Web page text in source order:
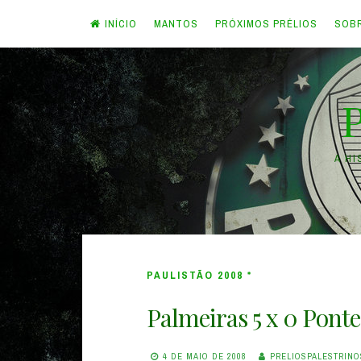
Skip
to
content
INÍCIO MANTOS PRÓXIMOS PRÉLIOS
A
PAULISTÃO 2008 *
Palmeiras 5 x 0
4 DE MAIO DE 2008